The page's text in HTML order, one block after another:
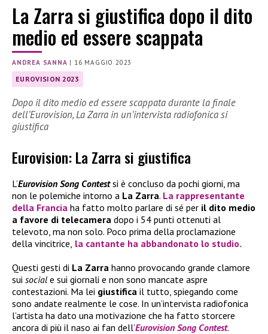
La Zarra si giustifica dopo il dito
medio ed essere scappata
ANDREA SANNA | 16 MAGGIO 2023
EUROVISION 2023
Dopo il dito medio ed essere scappata durante la finale
dell’Eurovision, La Zarra in un’intervista radiofonica si
giustifica
Eurovision: La Zarra si giustifica
L’Eurovision Song Contestsi è concluso da pochi giorni, ma
non le polemiche intorno a La Zarra. La rappresentante
della Francia ha fatto molto parlare di sé per il dito medio
a favore di telecamera dopo i 54 punti ottenuti al
televoto, ma non solo. Poco prima della proclamazione
della vincitrice, la cantante ha abbandonato lo studio.
Questi gesti di La Zarra hanno provocando grande clamore
sui social e sui giornali e non sono mancate aspre
contestazioni. Ma lei giustifica il tutto, spiegando come
sono andate realmente le cose. In un’intervista radiofonica
l’artista ha dato una motivazione che ha fatto storcere
ancora di più il naso ai fan dell’Eurovision Song Contest.